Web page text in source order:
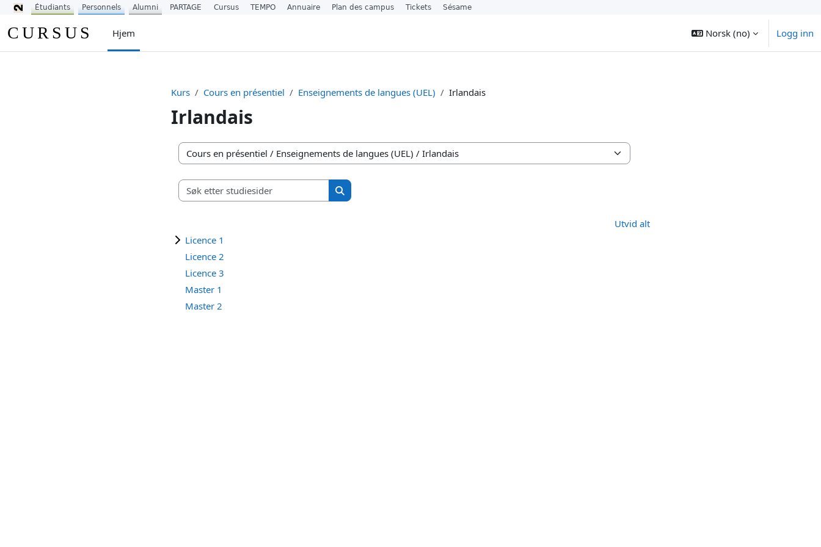
CURSUS Hjem Norsk ‎(no)‎ Logg inn
Kurs Cours en présentiel Enseignements de langues (UEL) Irlandais
Irlandais
Kurskategorier
Søk etter studiesider
Søk etter studiesider
Utvid alt
Licence 1
Licence 2
Licence 3
Master 1
Master 2
Étudiants Personnels Alumni PARTAGE Cursus TEMPO Annuaire Plan des campus Tickets Sésame